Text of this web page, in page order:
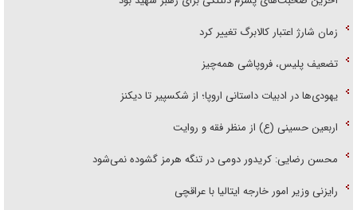
زمان شارژ اعتبار کالابرگ تغییر کرد
تضعیف پلیس، فروپاشی همه‌چیز
یهودی‌ها در ادبیات داستانی اروپا؛ از شکسپیر تا دیکنز
اربعین حسینی (ع) از منظر فقه و روایت
محسن رضایی: کریدور دومی در تنگه هرمز گشوده نمی‌شود
رایزنی وزیر امور خارجه ایتالیا با عراقچی